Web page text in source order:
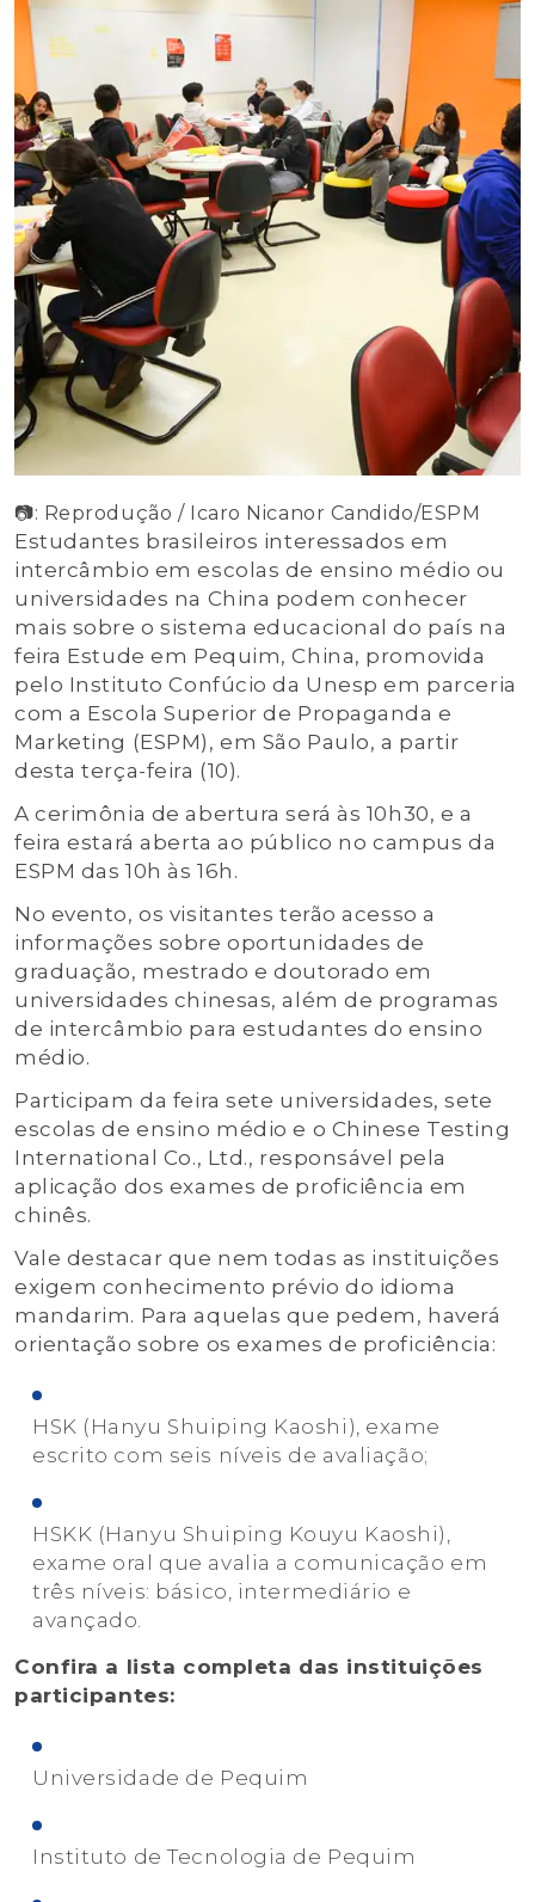
📷: Reprodução / Icaro Nicanor Candido/ESPM
Estudantes brasileiros interessados em
intercâmbio em escolas de ensino médio ou
universidades na China podem conhecer
mais sobre o sistema educacional do país na
feira Estude em Pequim, China, promovida
pelo Instituto Confúcio da Unesp em parceria
com a Escola Superior de Propaganda e
Marketing (ESPM), em São Paulo, a partir
desta terça-feira (10).
A cerimônia de abertura será às 10h30, e a
feira estará aberta ao público no campus da
ESPM das 10h às 16h.
No evento, os visitantes terão acesso a
informações sobre oportunidades de
graduação, mestrado e doutorado em
universidades chinesas, além de programas
de intercâmbio para estudantes do ensino
médio.
Participam da feira sete universidades, sete
escolas de ensino médio e o Chinese Testing
International Co., Ltd., responsável pela
aplicação dos exames de proficiência em
chinês.
Vale destacar que nem todas as instituições
exigem conhecimento prévio do idioma
mandarim. Para aquelas que pedem, haverá
orientação sobre os exames de proficiência:
HSK (Hanyu Shuiping Kaoshi), exame
escrito com seis níveis de avaliação;
HSKK (Hanyu Shuiping Kouyu Kaoshi),
exame oral que avalia a comunicação em
três níveis: básico, intermediário e
avançado.
Confira a lista completa das instituições
participantes:
Universidade de Pequim
Instituto de Tecnologia de Pequim